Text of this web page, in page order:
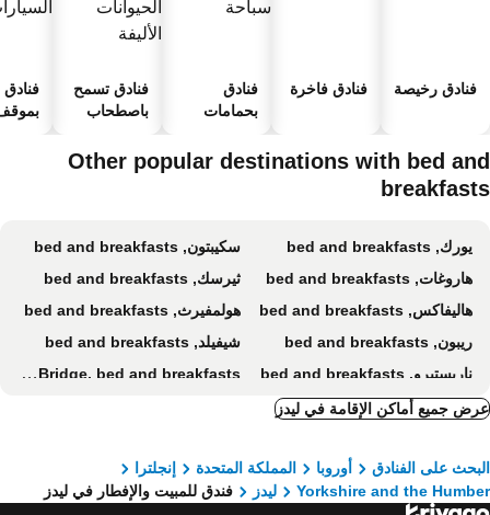
فنادق رخيصة فنادق فاخرة
فنادق
بحمامات
فنادق تسمح
باصطحاب
الأليفة
فنادق
Other popular destinations with bed
يورك, bed and breakfasts
سكيبتون, bed and breakfasts
هاروغات, bed and breakfasts
ثيرسك, bed and breakfasts
هاليفاكس, bed and breakfasts
هولمفيرث, bed and breakfasts
ريبون, bed and breakfasts
شيفيلد, bed and breakfasts
ناريستبرو, bed and breakfasts
Hebden Bridge, bed and breakfasts
إلكيلي, bed and breakfasts
برادفور, bed and breakfasts
بارنسلي, bed and breakfasts
Pateley Bridge, bed and breakfasts
دونكاستر, bed and breakfasts
جميع أماكن الإقامة في ليدز
على الفنادق أوروبا المملكة المتحدة
إنجلترا
Yorkshire and the
ليدز فندق للمبيت والإفطار في ليدز